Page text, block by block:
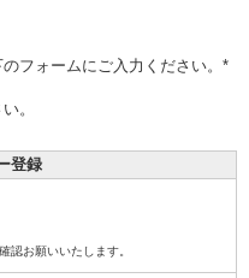
フォームにご入力ください。*
。
登録
お願いいたします。